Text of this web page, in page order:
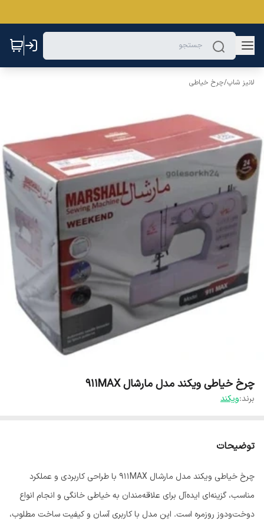
لانیز شاپ/چرخ خیاطی
چرخ خیاطی ویکند مدل مارشال 911MAX
برند:ویکند
توضیحات
چرخ خیاطی ویکند مدل مارشال 911MAX با طراحی کاربردی و عملکرد
مناسب، گزینه‌ای ایده‌آل برای علاقه‌مندان به خیاطی خانگی و انجام انواع
دوخت‌ودوز روزمره است. این مدل با کاربری آسان و کیفیت ساخت مطلوب،